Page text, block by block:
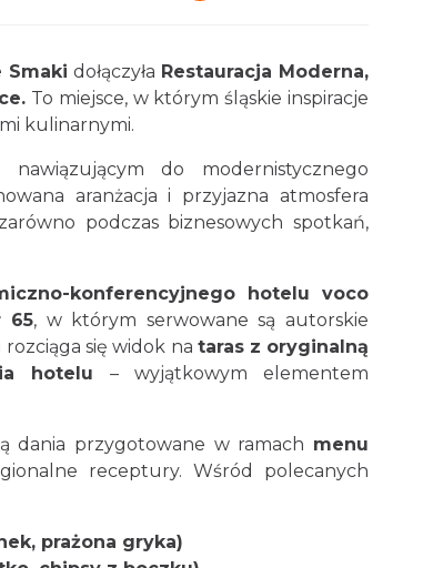
Smaki dołączyła Restauracja Moderna,
To miejsce, w którym śląskie inspiracje
kulinarnymi.
do modernistycznego
aranżacja i przyjazna atmosfera
podczas biznesowych spotkań,
konferencyjnego hotelu voco
65, w którym serwowane są autorskie
się widok na taras z oryginalną
hotelu – wyjątkowym elementem
dania przygotowane w ramach menu
receptury. Wśród polecanych
prażona gryka)